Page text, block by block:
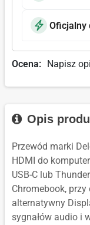
Oficjalny
Ocena: Napisz
Opis
Przewód marki
HDMI do
USB-C lub
Chromebook, przy
alternatywny
sygnałów audio i